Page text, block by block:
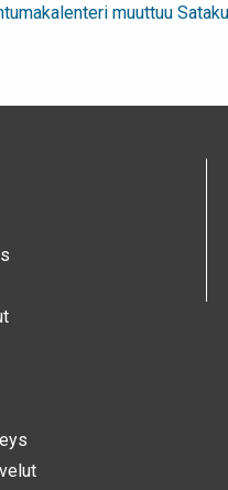
muuttuu